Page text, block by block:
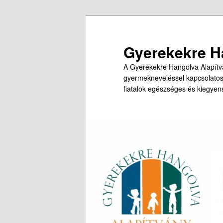
Gyerekekre
A Gyerekekre Hangolva
gyermekneveléssel
fiatalok egészséges és